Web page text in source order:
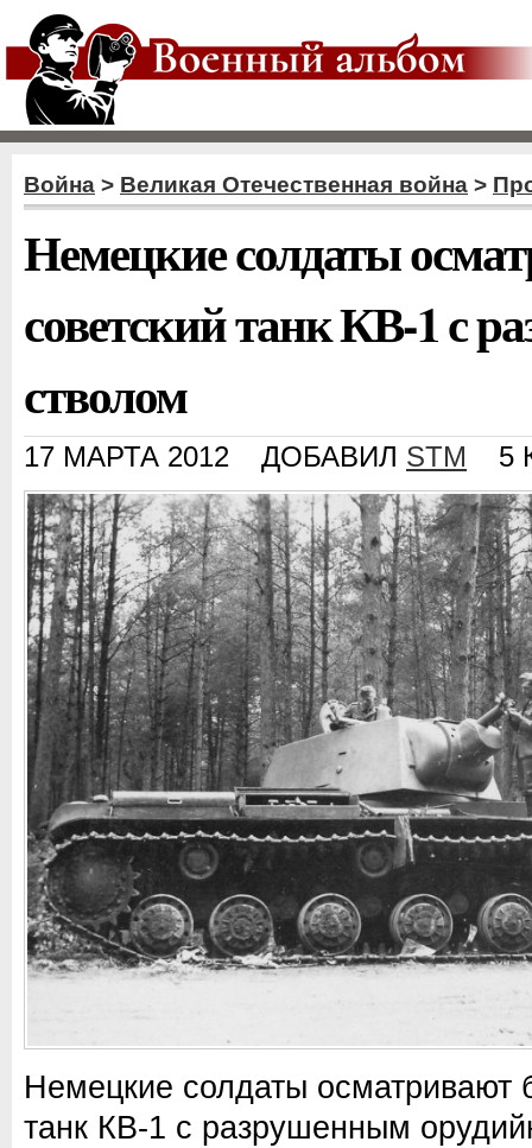
Война > Великая Отечественная война >
Немецкие солдаты
советский танк КВ-1 с
стволом
17 МАРТА 2012 ДОБАВИЛ STM 5
Немецкие солдаты осматривают
танк КВ-1 с разрушенным